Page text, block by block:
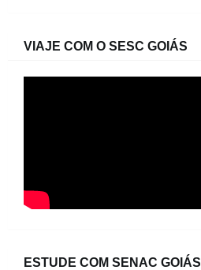
VIAJE COM O SESC GOIÁS
ESTUDE COM SENAC GOIÁS